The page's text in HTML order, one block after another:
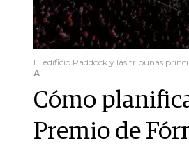
El edificio Paddock y las tribunas
A
Cómo
Premio de